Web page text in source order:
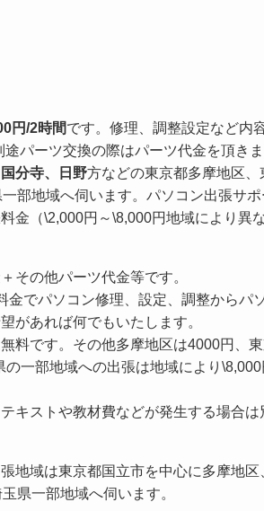
円/2時間です。修理、調整設定など内
パーツ交換の際はパーツ代金を頂きま
分寺、日野方などの東京都多摩地区、
部地域へ伺います。パソコン出張サポ
金（\2,000円～\8,000円地域により異
その他パーツ代金等です。
でパソコン修理、設定、調整からパ
があれば何でもいたします。
料です。その他多摩地区は4000円、
一部地域への出張は地域により
キストや教材費などが発生する場合は
地域は東京都国立市を中心に多摩地区
県一部地域へ伺います。